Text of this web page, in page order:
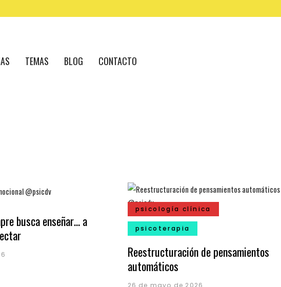
TEMAS BLOG CONTACTO
busca enseñar… a
psicología clínica
psicoterapia
Reestructuración de pensamientos
automáticos
26 de mayo de 2026